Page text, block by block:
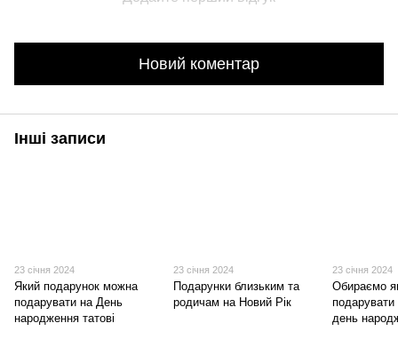
Новий коментар
Інші записи
23 січня 2024
Який подарунок можна
подарувати на День
народження татові
23 січня 2024
Подарунки близьким та
родичам на Новий Рік
23 січня 2024
Обираємо
подарувати
день